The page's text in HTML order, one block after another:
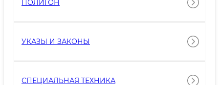
ПОЛИГОН
УКАЗЫ И ЗАКОНЫ
СПЕЦИАЛЬНАЯ ТЕХНИКА